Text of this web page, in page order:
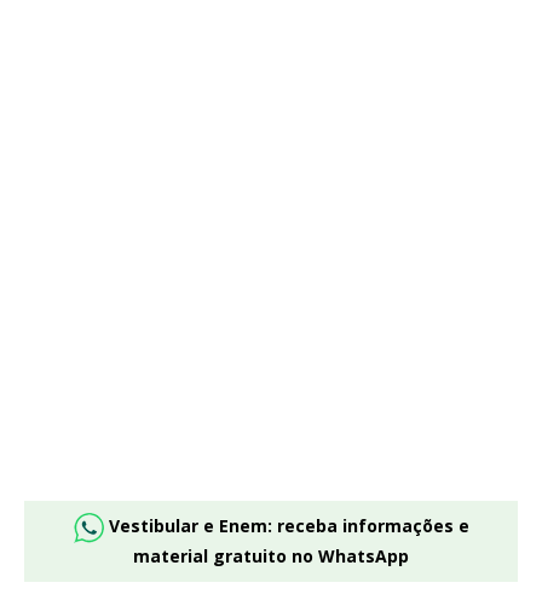
Vestibular e Enem: receba informações e
material gratuito no WhatsApp